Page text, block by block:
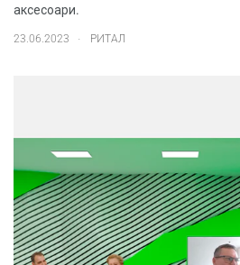
аксесоари.
23.06.2023 РИТАЛ